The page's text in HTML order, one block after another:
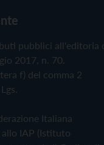
pubblici all'editoria
2017, n. 70.
f) del comma 2
Italiana
IAP (Istituto